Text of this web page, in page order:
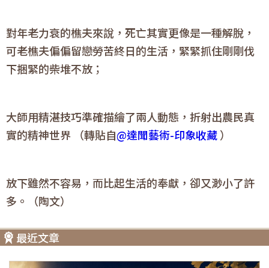
對年老力衰的樵夫來說，死亡其實更像是一種解脫，
可老樵夫偏偏留戀勞苦終日的生活，緊緊抓住剛剛伐
下捆緊的柴堆不放；
大師用精湛技巧準確描繪了兩人動態，折射出農民真
實的精神世界 （轉貼自@達聞藝術-印象收藏）
放下雖然不容易，而比起生活的奉獻，卻又渺小了許
多。（陶文）
最近文章